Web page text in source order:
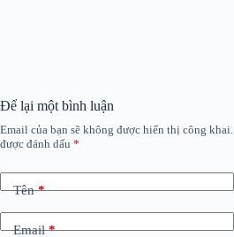
Để lại một bình luận
Email của bạn sẽ không được hiển thị công khai.
được đánh dấu *
Tên*
Email*